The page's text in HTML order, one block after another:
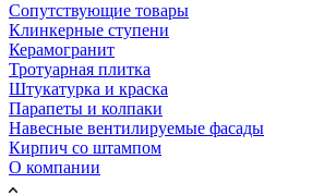
Сопутствующие товары
Клинкерные ступени
Керамогранит
Тротуарная плитка
Штукатурка и краска
Парапеты и колпаки
Навесные вентилируемые фасады
Кирпич со штампом
О компании